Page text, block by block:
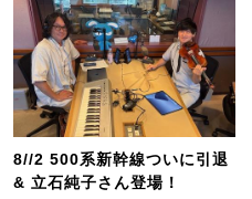
8//2 500系新幹線ついに引退
& 立石純子さん登場！